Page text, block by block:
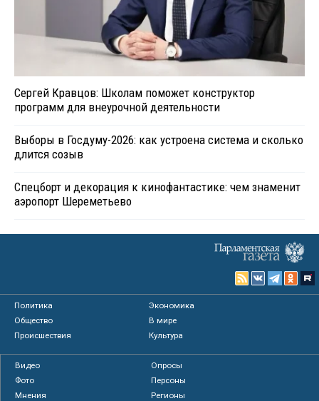
Сергей Кравцов: Школам поможет конструктор
программ для внеурочной деятельности
Выборы в Госдуму-2026: как устроена система и сколько
длится созыв
Спецборт и декорация к кинофантастике: чем знаменит
аэропорт Шереметьево
Политика
Экономика
Общество
В мире
Происшествия
Культура
Видео
Опросы
Фото
Персоны
Мнения
Регионы